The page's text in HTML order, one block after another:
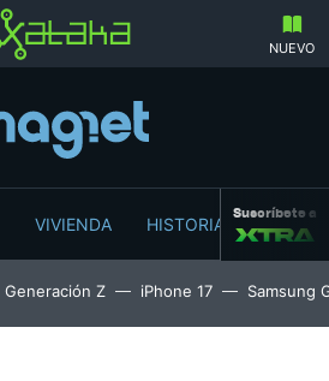
NUEVO
VIVIENDA HISTORIA
Suscríbete a
Generación Z iPhone 17 Samsung